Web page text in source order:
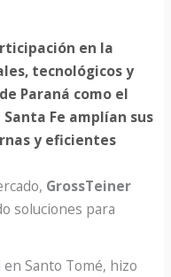
en la
tecnológicos y
Paraná como el
Fe amplían sus
y eficientes
GrossTeiner
soluciones para
Santo Tomé, hizo